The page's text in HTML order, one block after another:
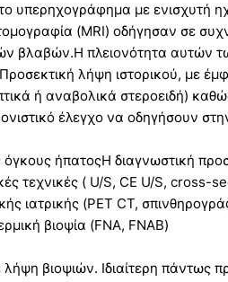
υπερηχογράφημα με ενισχυτή
(MRI) οδήγησαν σε
βλαβών.Η πλειονότητα αυτών
λήψη ιστορικού, με
ή αναβολικά στεροειδή)
έλεγχο να οδηγήσουν
ήπατοςΗ διαγνωστική
τεχνικές ( U/S, CE U/S, cross-
ιατρικής (PET CT,
βιοψία (FNA, FNAB)
βιοψιών. Ιδιαίτερη πάντως